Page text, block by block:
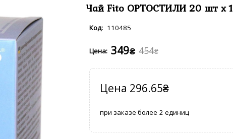
Чай Fito ОРТОСТИЛИ 20 шт х
110485
454₴
349₴
296.65₴
2